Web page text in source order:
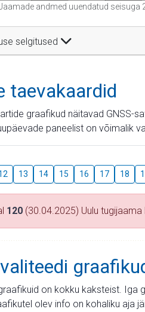
andmed uuendatud seisuga
selgitused
taevakaardid
graafikud näitavad GNSS-
paneelist on võimalik
13 14 15 16 17 18
120 (30.04.2025) Uulu
on kokku kaksteist. Iga
olev info on kohaliku aja